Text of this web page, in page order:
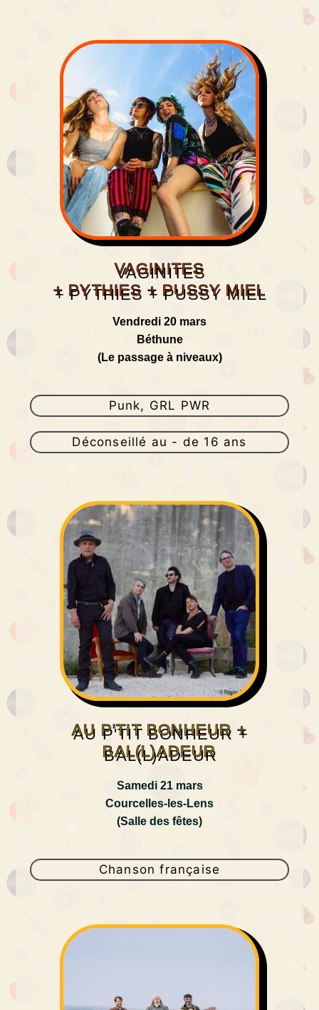
VAGINITES
+ PYTHIES + PUSSY MIEL
Vendredi 20 mars
Béthune
(Le passage à niveaux)
Punk, GRL PWR
Déconseillé au - de 16 ans
AU P'TIT BONHEUR +
BAL(L)ADEUR
Samedi 21 mars
Courcelles-les-Lens
(Salle des fêtes)
Chanson française